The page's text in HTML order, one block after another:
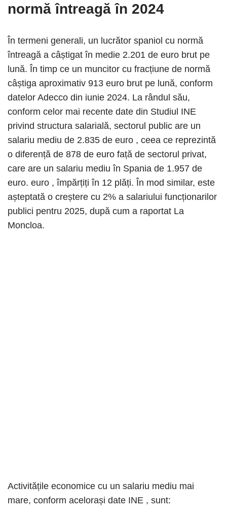
normă întreagă în 2024
În termeni generali, un lucrător spaniol cu ​​normă
întreagă a câștigat în medie 2.201 de euro brut pe
lună. În timp ce un muncitor cu fracțiune de normă
câștiga aproximativ 913 euro brut pe lună, conform
datelor Adecco din iunie 2024. La rândul său,
conform celor mai recente date din Studiul INE
privind structura salarială, sectorul public are un
salariu mediu de 2.835 de euro , ceea ce reprezintă
o diferență de 878 de euro față de sectorul privat,
care are un salariu mediu în Spania de 1.957 de
euro. euro , împărțiți în 12 plăți. În mod similar, este
așteptată o creștere cu 2% a salariului funcționarilor
publici pentru 2025, după cum a raportat La
Moncloa.
Activitățile economice cu un salariu mediu mai
mare, conform acelorași date INE , sunt: